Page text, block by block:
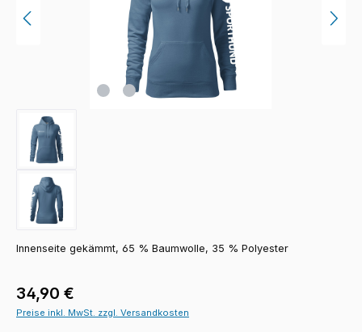
Innenseite gekämmt, 65 % Baumwolle, 35 % Polyester
Regulärer Preis:
34,90 €
Preise inkl. MwSt. zzgl. Versandkosten